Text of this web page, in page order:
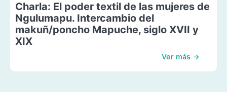
Charla: El poder textil de las mujeres de
Ngulumapu. Intercambio del
makuñ/poncho Mapuche, siglo XVII y
XIX
Ver más →